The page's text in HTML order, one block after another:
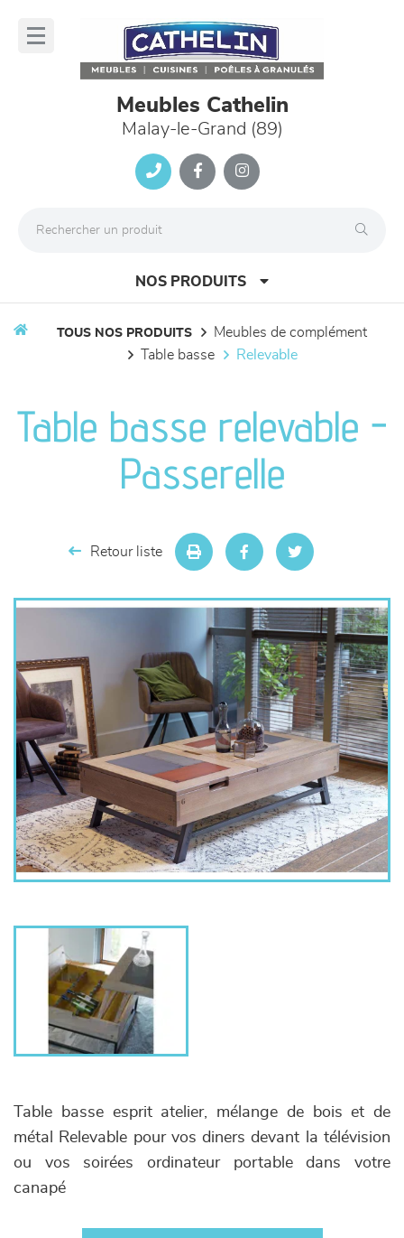
Meubles Cathelin
Malay-le-Grand (89)
NOS PRODUITS
séjours
meubles de complément
TOUS NOS PRODUITS
meubles de complément
table basse
relevable
Table basse relevable -
Passerelle
Retour liste
Table basse esprit atelier, mélange de bois et de
métal Relevable pour vos diners devant la télévision
ou vos soirées ordinateur portable dans votre
canapé